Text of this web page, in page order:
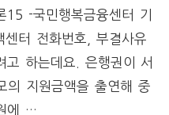
15 -국민행복금융센터 기
센터 전화번호, 부결사유
고 하는데요. 은행권이 서
의 지원금액을 출연해 중
에 …